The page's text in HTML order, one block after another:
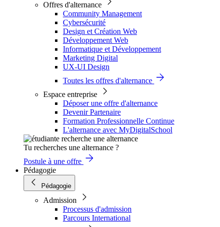
Offres d'alternance
Community Management
Cybersécurité
Design et Création Web
Développement Web
Informatique et Développement
Marketing Digital
UX-UI Design
Toutes les offres d'alternance
Espace entreprise
Déposer une offre d'alternance
Devenir Partenaire
Formation Professionnelle Continue
L'alternance avec MyDigitalSchool
Tu recherches une alternance ?
Postule à une offre
Pédagogie
Pédagogie
Admission
Processus d'admission
Parcours International